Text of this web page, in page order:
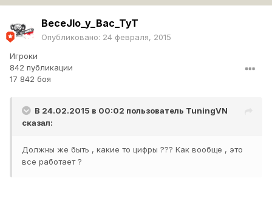
BeceJIo_y_Bac_TyT
Опубликовано: 24 февраля, 2015
Игроки
842 публикации
17 842 боя
В 24.02.2015 в 00:02 пользователь TuningVN
сказал:
Должны же быть , какие то цифры ??? Как вообще , это
все работает ?